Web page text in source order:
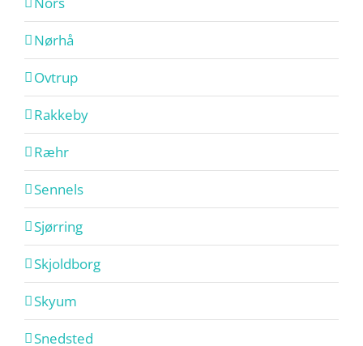
Nørhå
Ovtrup
Rakkeby
Ræhr
Sennels
Sjørring
Skjoldborg
Skyum
Snedsted